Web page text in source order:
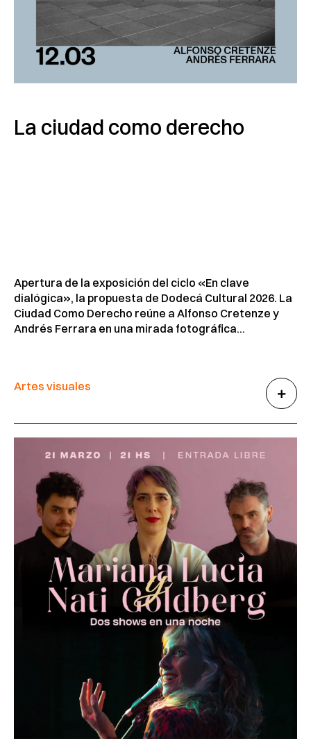
La ciudad como derecho
Apertura de la exposición del ciclo «En clave
dialógica», la propuesta de Dodecá Cultural 2026. La
Ciudad Como Derecho reúne a Alfonso Cretenze y
Andrés Ferrara en una mirada fotográfica...
Artes visuales